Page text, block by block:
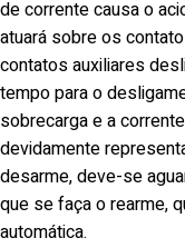
de corrente causa o
atuará sobre os
contatos auxiliares
tempo para o
sobrecarga e a
devidamente
desarme, deve-se
que se faça o rearme,
automática.